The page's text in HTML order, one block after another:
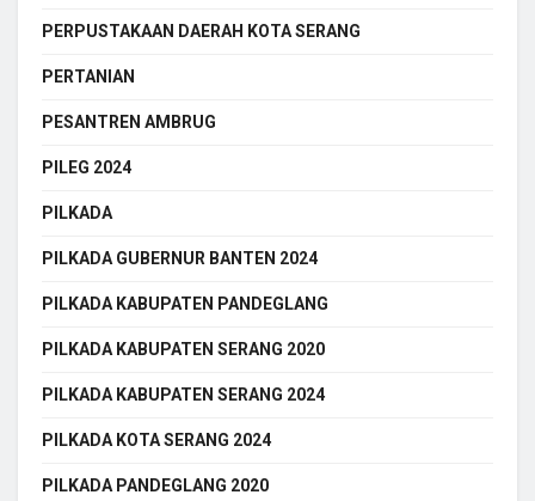
PERPUSTAKAAN DAERAH KOTA SERANG
PERTANIAN
PESANTREN AMBRUG
PILEG 2024
PILKADA
PILKADA GUBERNUR BANTEN 2024
PILKADA KABUPATEN PANDEGLANG
PILKADA KABUPATEN SERANG 2020
PILKADA KABUPATEN SERANG 2024
PILKADA KOTA SERANG 2024
PILKADA PANDEGLANG 2020